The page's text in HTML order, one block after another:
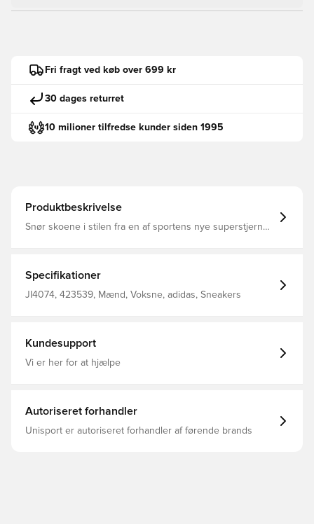
Fri fragt ved køb over 699 kr
30 dages returret
10 milioner tilfredse kunder siden 1995
Produktbeskrivelse
Snør skoene i stilen fra en af sportens nye superstjerner.
ultralet og leverer enestående returenergi til dine mest
eksplosive bevægelser. Ydersålen i gummi giver al den
støtte, du har brug for til at angribe kurven, og Anthony
Specifikationer
JI4074, 423539, Mænd, Voksne, adidas, Sneakers
Kundesupport
Vi er her for at hjælpe
Autoriseret forhandler
Unisport er autoriseret forhandler af førende brands